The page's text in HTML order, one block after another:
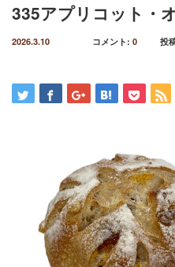
335アプリコット・
2026.3.10 コメント: 0 投